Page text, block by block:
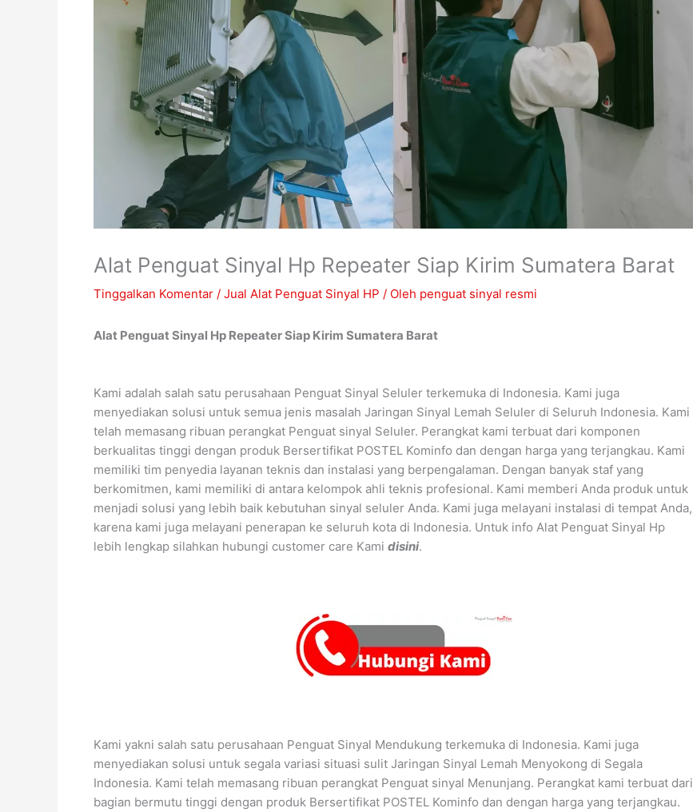
Alat Penguat Sinyal Hp Repeater Siap Kirim Sumatera Barat
Tinggalkan Komentar / Jual Alat Penguat Sinyal HP / Oleh penguat sinyal resmi
Alat Penguat Sinyal Hp Repeater Siap Kirim Sumatera Barat
Kami adalah salah satu perusahaan Penguat Sinyal Seluler terkemuka di Indonesia. Kami juga
menyediakan solusi untuk semua jenis masalah Jaringan Sinyal Lemah Seluler di Seluruh Indonesia. Kami
telah memasang ribuan perangkat Penguat sinyal Seluler. Perangkat kami terbuat dari komponen
berkualitas tinggi dengan produk Bersertifikat POSTEL Kominfo dan dengan harga yang terjangkau. Kami
memiliki tim penyedia layanan teknis dan instalasi yang berpengalaman. Dengan banyak staf yang
berkomitmen, kami memiliki di antara kelompok ahli teknis profesional. Kami memberi Anda produk untuk
menjadi solusi yang lebih baik kebutuhan sinyal seluler Anda. Kami juga melayani instalasi di tempat Anda,
karena kami juga melayani penerapan ke seluruh kota di Indonesia. Untuk info Alat Penguat Sinyal Hp
lebih lengkap silahkan hubungi customer care Kami disini.
Kami yakni salah satu perusahaan Penguat Sinyal Mendukung terkemuka di Indonesia. Kami juga
menyediakan solusi untuk segala variasi situasi sulit Jaringan Sinyal Lemah Menyokong di Segala
Indonesia. Kami telah memasang ribuan perangkat Penguat sinyal Menunjang. Perangkat kami terbuat dari
bagian bermutu tinggi dengan produk Bersertifikat POSTEL Kominfo dan dengan harga yang terjangkau.